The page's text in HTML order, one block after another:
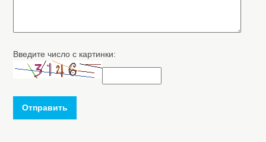
Введите число с картинки:
Отправить